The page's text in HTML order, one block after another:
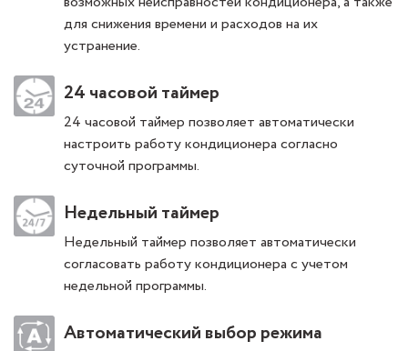
для снижения времени и расходов на их
устранение.
24 часовой таймер
24 часовой таймер позволяет автоматически
настроить работу кондиционера согласно
суточной программы.
Недельный таймер
Недельный таймер позволяет автоматически
согласовать работу кондиционера с учетом
недельной программы.
Автоматический выбор режима